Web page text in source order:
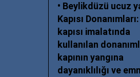
• Beylikdüzü ucuz y
Kapısı
kapısı imalatında
kullanılan
kapının yangına
dayanıklılığı ve